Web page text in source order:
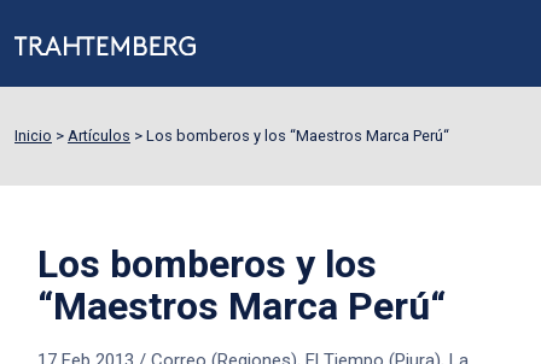
Inicio > Artículos > Los bomberos y los “Maestros Marca Perú“
Los bomberos y los
“Maestros Marca Perú“